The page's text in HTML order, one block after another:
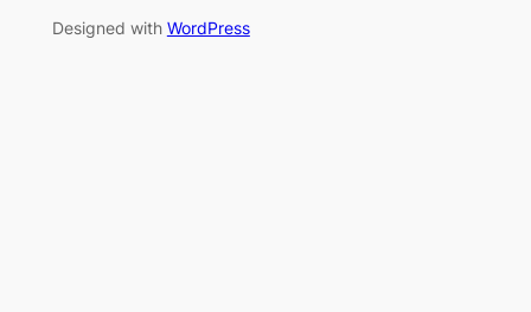
Designed with WordPress